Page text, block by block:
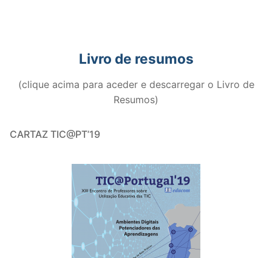
Livro de resumos
(clique acima para aceder e descarregar o Livro de
Resumos)
CARTAZ TIC@PT’19